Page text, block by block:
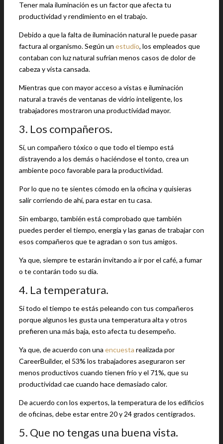
Tener mala iluminación es un factor que afecta tu
productividad y rendimiento en el trabajo.
Debido a que la falta de iluminación natural le puede pasar
factura al organismo. Según un estudio, los empleados que
contaban con luz natural sufrían menos casos de dolor de
cabeza y vista cansada.
Mientras que con mayor acceso a vistas e iluminación
natural a través de ventanas de vidrio inteligente, los
trabajadores mostraron una productividad mayor.
3. Los compañeros.
Sí, un compañero tóxico o que todo el tiempo está
distrayendo a los demás o haciéndose el tonto, crea un
ambiente poco favorable para la productividad.
Por lo que no te sientes cómodo en la oficina y quisieras
salir corriendo de ahí, para estar en tu casa.
Sin embargo, también está comprobado que también
puedes perder el tiempo, energía y las ganas de trabajar con
esos compañeros que te agradan o son tus amigos.
Ya que, siempre te estarán invitando a ir por el café, a fumar
o te contarán todo su día.
4. La temperatura.
Si todo el tiempo te estás peleando con tus compañeros
porque algunos les gusta una temperatura alta y otros
prefieren una más baja, esto afecta tu desempeño.
Ya que, de acuerdo con una encuesta realizada por
CareerBuilder, el 53% los trabajadores aseguraron ser
menos productivos cuando tienen frío y el 71%, que su
productividad cae cuando hace demasiado calor.
De acuerdo con los expertos, la temperatura de los edificios
de oficinas, debe estar entre 20 y 24 grados centígrados.
5. Que no tengas una buena vista.